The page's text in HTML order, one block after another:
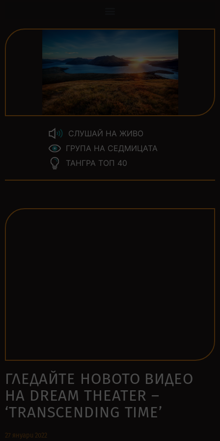
СЛУШАЙ НА ЖИВО
ГРУПА НА СЕДМИЦАТА
ТАНГРА ТОП 40
ГЛЕДАЙТЕ НОВОТО ВИДЕО
НА DREAM THEATER –
‘TRANSCENDING TIME’
27 януари 2022